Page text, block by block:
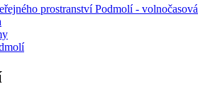
prostranství Podmolí - volnočasová